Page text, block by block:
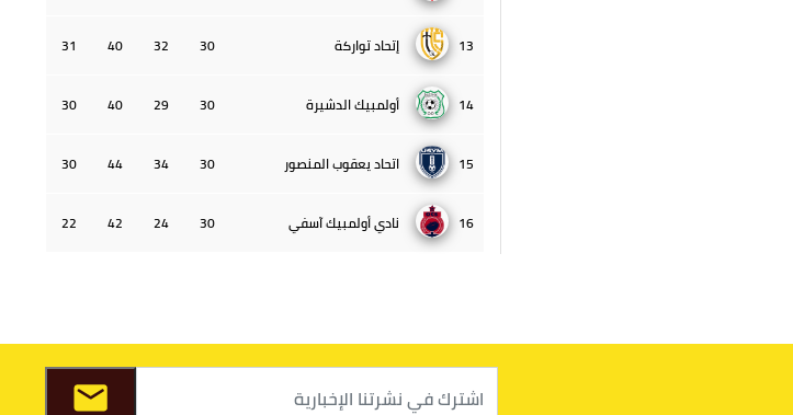
13 إتحاد تواركة 30
32
40
31
14 أولمبيك الدشيرة 30
29
40
30
15 اتحاد يعقوب المنصور 30
34
44
30
16 نادي أولمبيك آسفي 30
24
42
22